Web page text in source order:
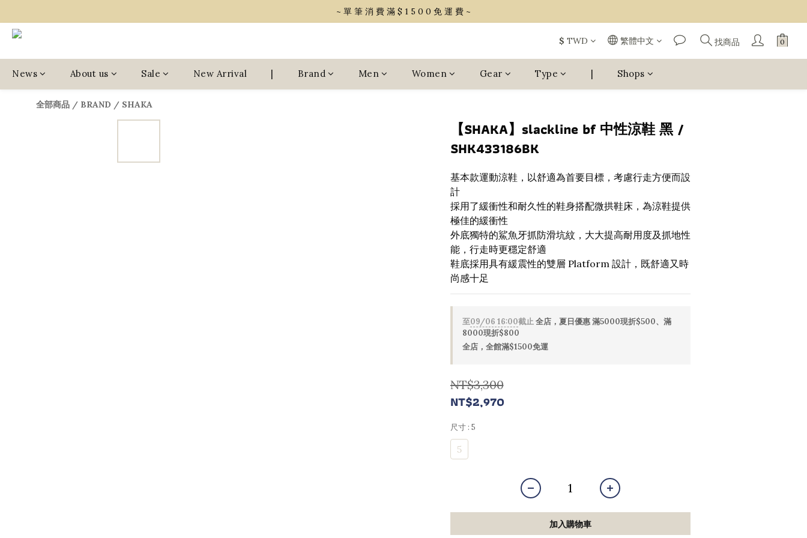
~ 單 筆 消 費 滿 $ 1 5 0 0 免 運 費 ~
~ 單 筆 消 費 滿 $ 1 5 0 0 免 運 費 ~
~ 單 筆 消 費 滿 $ 1 5 0 0 免 運 費 ~
$ TWD 繁體中文 找商品
News About us Sale New Arrival | Brand Men Women Gear Type | Shops
全部商品 / BRAND / SHAKA
【SHAKA】slackline bf 中性涼鞋 黑 /
SHK433186BK
基本款運動涼鞋，以舒適為首要目標，考慮行走方便而設
計
採用了緩衝性和耐久性的鞋身搭配微拱鞋床，為涼鞋提供
極佳的緩衝性
外底獨特的鯊魚牙抓防滑坑紋，大大提高耐用度及抓地性
能，行走時更穩定舒適
鞋底採用具有緩震性的雙層 Platform 設計，既舒適又時
尚感十足
至09/06 16:00截止全店，夏日優惠 滿5000現折$500、滿
8000現折$800
全店，全館滿$1500免運
NT$3,300
NT$2,970
尺寸 : 5
5
加入購物車